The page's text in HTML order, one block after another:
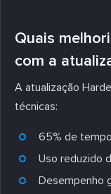
Quais
com a
A atualização
técnicas:
65% de
Uso reduzido
Desempenho